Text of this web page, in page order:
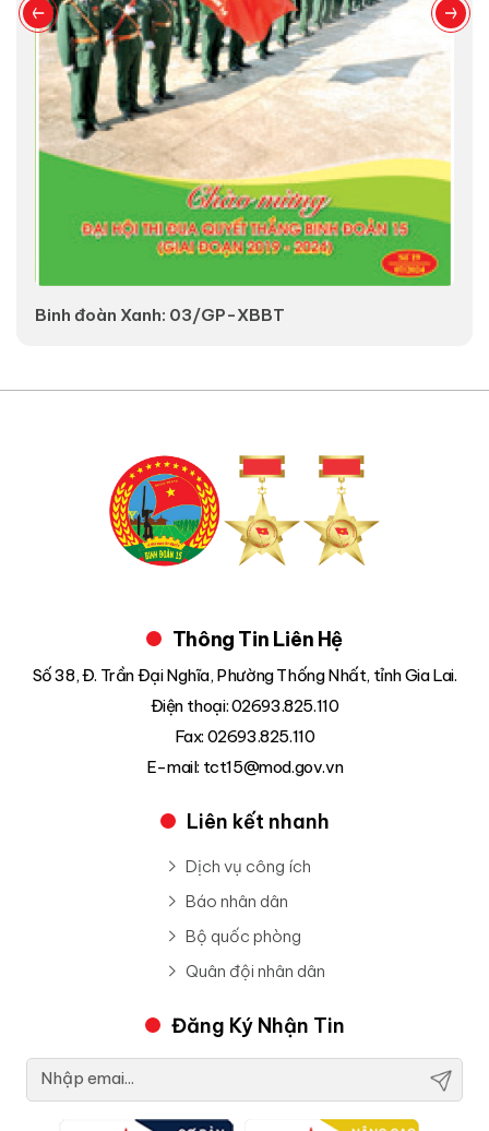
Binh đoàn Xanh: 03/GP-XBBT
Thông Tin Liên Hệ
Số 38, Đ. Trần Đại Nghĩa, Phường Thống Nhất, tỉnh Gia Lai.
Điện thoại: 02693.825.110
Fax: 02693.825.110
E-mail: tct15@mod.gov.vn
Liên kết nhanh
Dịch vụ công ích
Báo nhân dân
Bộ quốc phòng
Quân đội nhân dân
Đăng Ký Nhận Tin